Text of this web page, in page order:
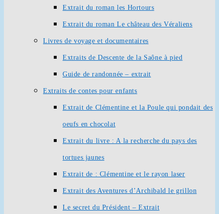
Extrait du roman les Hortours
Extrait du roman Le château des Véraliens
Livres de voyage et documentaires
Extraits de Descente de la Saône à pied
Guide de randonnée – extrait
Extraits de contes pour enfants
Extrait de Clémentine et la Poule qui pondait des
oeufs en chocolat
Extrait du livre : A la recherche du pays des
tortues jaunes
Extrait de : Clémentine et le rayon laser
Extrait des Aventures d’Archibald le grillon
Le secret du Président – Extrait